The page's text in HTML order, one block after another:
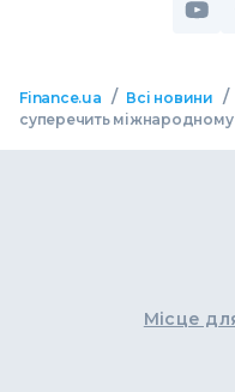
Finance.ua / Всі новини /
суперечить
Місце